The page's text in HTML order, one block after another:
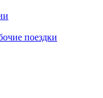
поездки